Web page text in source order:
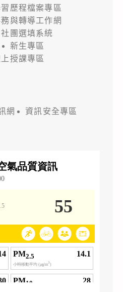
歷程檔案專區
與轉導工作網
社團選填系統
新生專區
授課專區
網
資訊安全專區